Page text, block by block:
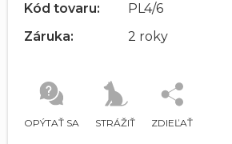
OPÝTAŤ SA STRÁŽIŤ ZDIEĽAŤ
Kód tovaru:
PL4/6
Záruka:
2 roky